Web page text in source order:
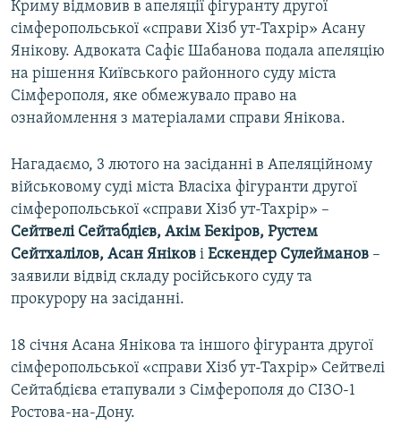
Криму відмовив в апеляції фігуранту другої
сімферопольської «справи Хізб ут-Тахрір» Асану
Янікову. Адвоката Сафіє Шабанова подала апеляцію
на рішення Київського районного суду міста
Сімферополя, яке обмежувало право на
ознайомлення з матеріалами справи Янікова.
Нагадаємо, 3 лютого на засіданні в Апеляційному
військовому суді міста Власіха фігуранти другої
сімферопольської «справи Хізб ут-Тахрір» –
Сейтвелі Сейтабдієв, Акім Бекіров, Рустем
Сейтхалілов, Асан Яніков і Ескендер Сулейманов –
заявили відвід складу російського суду та
прокурору на засіданні.
18 січня Асана Янікова та іншого фігуранта другої
сімферопольської «справи Хізб ут-Тахрір» Сейтвелі
Сейтабдієва етапували з Сімферополя до СІЗО-1
Ростова-на-Дону.